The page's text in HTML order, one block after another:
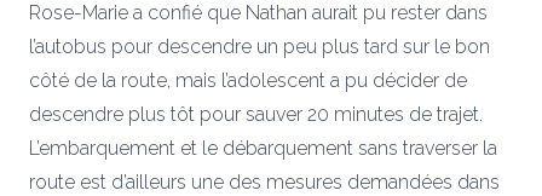
Rose-Marie a confié que Nathan aurait pu rester dans
l’autobus pour descendre un peu plus tard sur le bon
côté de la route, mais l’adolescent a pu décider de
descendre plus tôt pour sauver 20 minutes de trajet.
L’embarquement et le débarquement sans traverser la
route est d’ailleurs une des mesures demandées dans